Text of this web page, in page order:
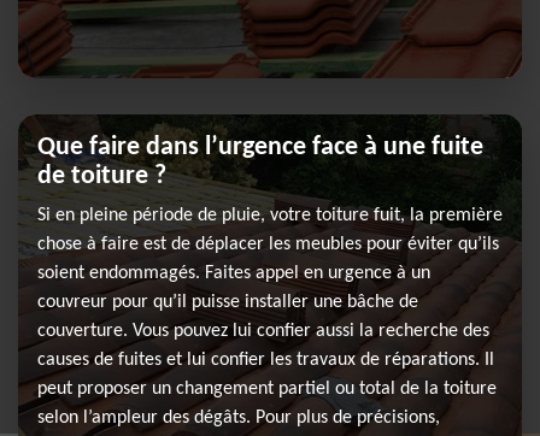
Que faire dans l’urgence face à une fuite
de toiture ?
Si en pleine période de pluie, votre toiture fuit, la première
chose à faire est de déplacer les meubles pour éviter qu’ils
soient endommagés. Faites appel en urgence à un
couvreur pour qu’il puisse installer une bâche de
couverture. Vous pouvez lui confier aussi la recherche des
causes de fuites et lui confier les travaux de réparations. Il
peut proposer un changement partiel ou total de la toiture
selon l’ampleur des dégâts. Pour plus de précisions,